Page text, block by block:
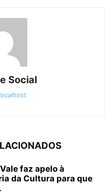
Social
faz apelo à
da Cultura para que